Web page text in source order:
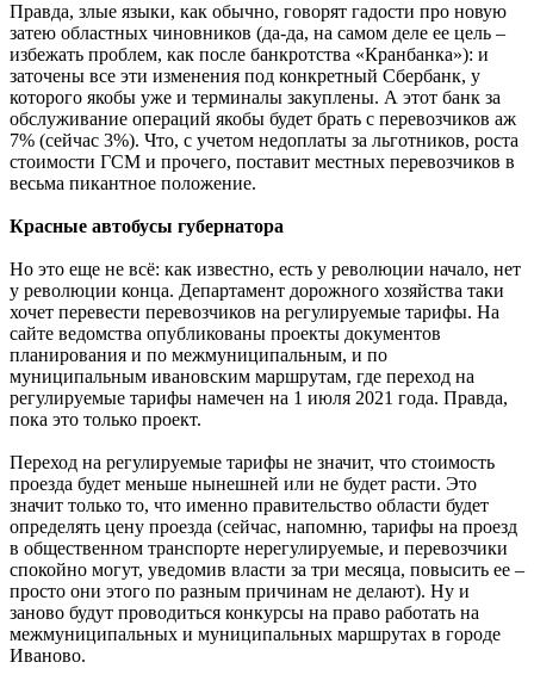
Правда, злые языки, как обычно, говорят гадости про новую
затею областных чиновников (да-да, на самом деле ее цель –
избежать проблем, как после банкротства «Кранбанка»): и
заточены все эти изменения под конкретный Сбербанк, у
которого якобы уже и терминалы закуплены. А этот банк за
обслуживание операций якобы будет брать с перевозчиков аж
7% (сейчас 3%). Что, с учетом недоплаты за льготников, роста
стоимости ГСМ и прочего, поставит местных перевозчиков в
весьма пикантное положение.
Красные автобусы губернатора
Но это еще не всё: как известно, есть у революции начало, нет
у революции конца. Департамент дорожного хозяйства таки
хочет перевести перевозчиков на регулируемые тарифы. На
сайте ведомства опубликованы проекты документов
планирования и по межмуниципальным, и по
муниципальным ивановским маршрутам, где переход на
регулируемые тарифы намечен на 1 июля 2021 года. Правда,
пока это только проект.
Переход на регулируемые тарифы не значит, что стоимость
проезда будет меньше нынешней или не будет расти. Это
значит только то, что именно правительство области будет
определять цену проезда (сейчас, напомню, тарифы на проезд
в общественном транспорте нерегулируемые, и перевозчики
спокойно могут, уведомив власти за три месяца, повысить ее –
просто они этого по разным причинам не делают). Ну и
заново будут проводиться конкурсы на право работать на
межмуниципальных и муниципальных маршрутах в городе
Иваново.